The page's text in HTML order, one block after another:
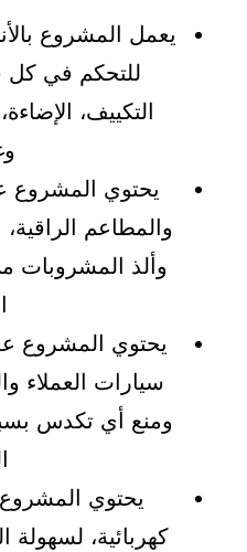
يعمل المشروع
للتحكم في كل
التكييف،
يحتوي المشروع
والمطاعم
وألذ المشروبات
يحتوي المشروع
سيارات العملاء
ومنع أي تكدس
يحتوي
كهربائية، لسهولة